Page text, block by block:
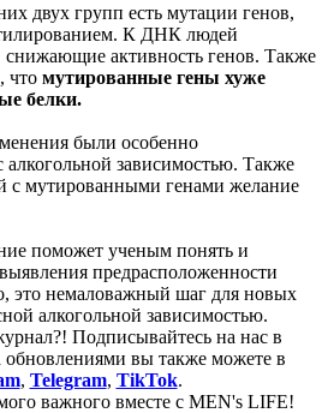
двух групп есть мутации генов,
К ДНК людей
снижающие активность генов. Также
что мутированные гены хуже
белки.
были особенно
зависимостью. Также
с мутированными генами желание
поможет ученым понять и
предрасположенности
это немаловажный шаг для новых
алкогольной зависимостью.
Подписывайтесь на нас в
обновлениями вы также можете в
, Telegram, TikTok.
важного вместе с MEN's LIFE!